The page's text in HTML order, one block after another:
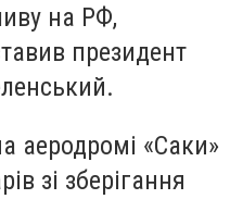
на РФ,
президент
аеродромі «Саки»
зі зберігання